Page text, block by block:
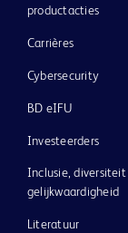
productacties
Carrières
Cybersecurity
BD eIFU
Investeerders
Inclusie, diversiteit
gelijkwaardigheid
Literatuur